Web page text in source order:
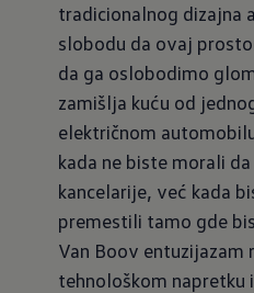
tradicionalnog dizajna
slobodu da ovaj
da ga oslobodimo
zamišlja kuću od
električnom
kada ne biste morali
kancelarije, već kada
premestili tamo gde
Van Boov entuzijazam
tehnološkom napretku